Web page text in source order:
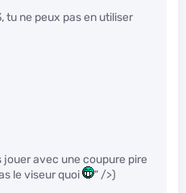
tu ne peux pas en utiliser
jouer avec une coupure pire
le viseur quoi
" />)